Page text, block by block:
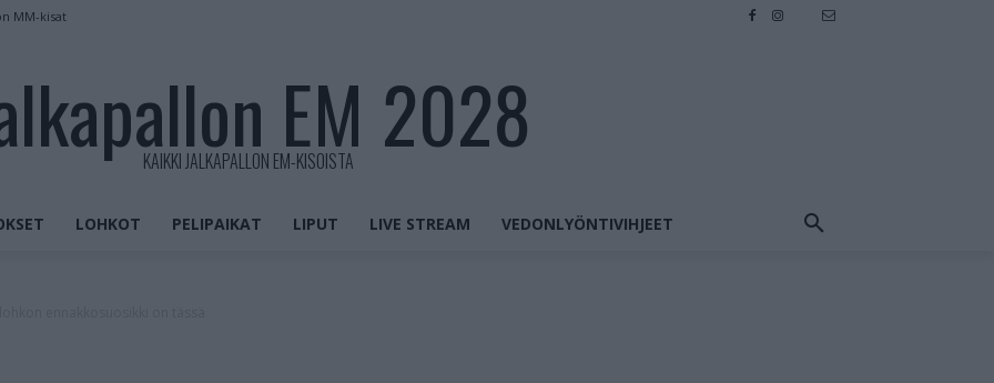
MM-kisat
EM 2028
KAIKKI JALKAPALLON EM-KISOISTA
LOHKOT PELIPAIKAT LIPUT LIVE STREAM VEDONLYÖNTIVIHJEET